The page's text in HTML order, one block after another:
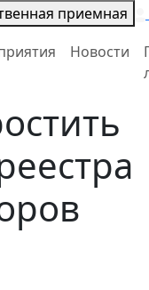
приемная
Новости